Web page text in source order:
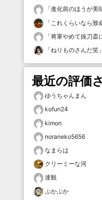
「進化前のほうが美
「 これくらいなら致
「将軍やめて抜刀斎
「ねりものさんだ笑 」
最近の評価
ゆうちゃんまん
kofun24
kimon
noraneko5656
なまらは
クリーミーな河
達観
ぷかぷか